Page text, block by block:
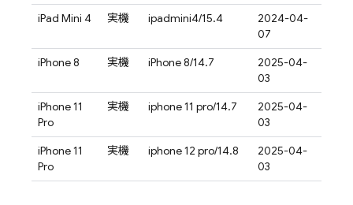
iPad Mini 4
実機 ipadmini4/15.4
2024-04-
07
iPhone 8
実機 iPhone 8/14.7
2025-04-
03
iPhone 11
Pro
実機 iphone 11 pro/14.7
2025-04-
03
iPhone 11
Pro
実機 iphone 12 pro/14.8
2025-04-
03